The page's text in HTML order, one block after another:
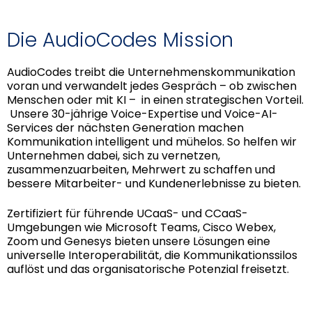
Die AudioCodes Mission
AudioCodes treibt die Unternehmenskommunikation
voran und verwandelt jedes Gespräch – ob zwischen
Menschen oder mit KI – in einen strategischen Vorteil.
Unsere 30-jährige Voice-Expertise und Voice-AI-
Services der nächsten Generation machen
Kommunikation intelligent und mühelos. So helfen wir
Unternehmen dabei, sich zu vernetzen,
zusammenzuarbeiten, Mehrwert zu schaffen und
bessere Mitarbeiter- und Kundenerlebnisse zu bieten.
Zertifiziert für führende UCaaS- und CCaaS-
Umgebungen wie Microsoft Teams, Cisco Webex,
Zoom und Genesys bieten unsere Lösungen eine
universelle Interoperabilität, die Kommunikationssilos
auflöst und das organisatorische Potenzial freisetzt.